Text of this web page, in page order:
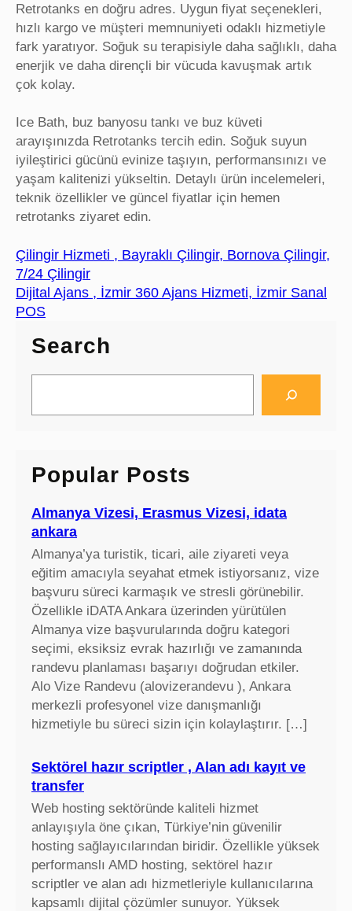
Retrotanks en doğru adres. Uygun fiyat seçenekleri,
hızlı kargo ve müşteri memnuniyeti odaklı hizmetiyle
fark yaratıyor. Soğuk su terapisiyle daha sağlıklı, daha
enerjik ve daha dirençli bir vücuda kavuşmak artık
çok kolay.
Ice Bath, buz banyosu tankı ve buz küveti
arayışınızda Retrotanks tercih edin. Soğuk suyun
iyileştirici gücünü evinize taşıyın, performansınızı ve
yaşam kalitenizi yükseltin. Detaylı ürün incelemeleri,
teknik özellikler ve güncel fiyatlar için hemen
retrotanks ziyaret edin.
Çilingir Hizmeti , Bayraklı Çilingir, Bornova Çilingir,
7/24 Çilingir
Dijital Ajans , İzmir 360 Ajans Hizmeti, İzmir Sanal
POS
Search
a
h
Popular Posts
Almanya Vizesi, Erasmus Vizesi, idata
ankara
Almanya’ya turistik, ticari, aile ziyareti veya
eğitim amacıyla seyahat etmek istiyorsanız, vize
başvuru süreci karmaşık ve stresli görünebilir.
Özellikle iDATA Ankara üzerinden yürütülen
Almanya vize başvurularında doğru kategori
seçimi, eksiksiz evrak hazırlığı ve zamanında
randevu planlaması başarıyı doğrudan etkiler.
Alo Vize Randevu (alovizerandevu ), Ankara
merkezli profesyonel vize danışmanlığı
hizmetiyle bu süreci sizin için kolaylaştırır. […]
Sektörel hazır scriptler , Alan adı kayıt ve
transfer
Web hosting sektöründe kaliteli hizmet
anlayışıyla öne çıkan, Türkiye’nin güvenilir
hosting sağlayıcılarından biridir. Özellikle yüksek
performanslı AMD hosting, sektörel hazır
scriptler ve alan adı hizmetleriyle kullanıcılarına
kapsamlı dijital çözümler sunuyor. Yüksek